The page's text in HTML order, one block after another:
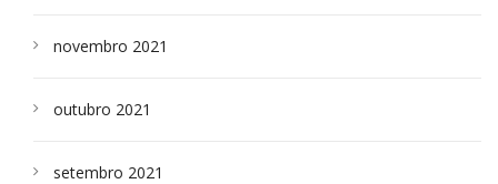
novembro 2021
outubro 2021
setembro 2021